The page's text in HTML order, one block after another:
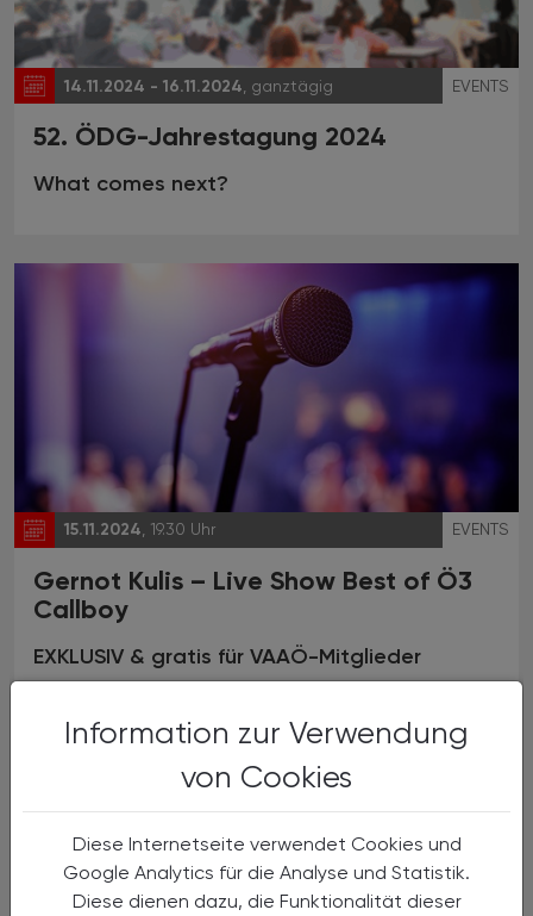
Information zur Verwendung
von Cookies
Diese Internetseite verwendet Cookies und
Google Analytics für die Analyse und Statistik.
Diese dienen dazu, die Funktionalität dieser
14.11.2024 - 16.11.2024 , ganztägig EVENTS
52. ÖDG-Jahrestagung 2024
What comes next?
15.11.2024, 19.30 Uhr EVENTS
Gernot Kulis – Live Show Best of Ö3
Callboy
EXKLUSIV & gratis für VAAÖ-Mitglieder